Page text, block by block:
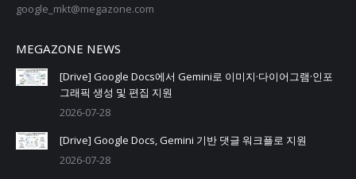
google_mkt@megazone.com
MEGAZONE NEWS
[Drive] Google Docs에서 Gemini로 이미지·다이어그램·인포
그래픽 생성 및 편집 지원
2026-07-28
[Drive] Google Docs, Gemini 기반 댓글 워크플로 지원
2026-07-28